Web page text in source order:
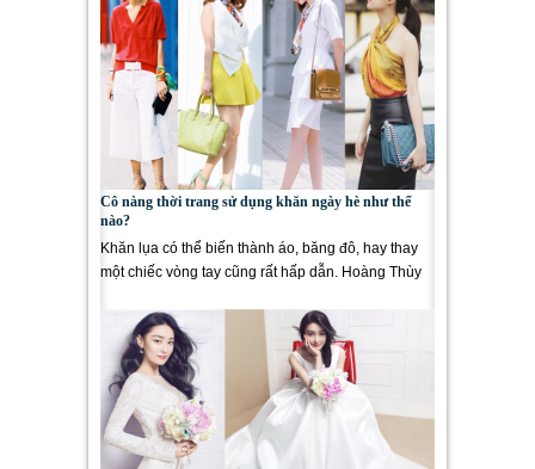
Tin tức - Tư vấn
Cô nàng thời trang sử dụng khăn ngày hè như thế
nào?
Khăn lụa có thể biến thành áo, băng đô, hay thay
một chiếc vòng tay cũng rất hấp dẫn. Hoàng Thùy